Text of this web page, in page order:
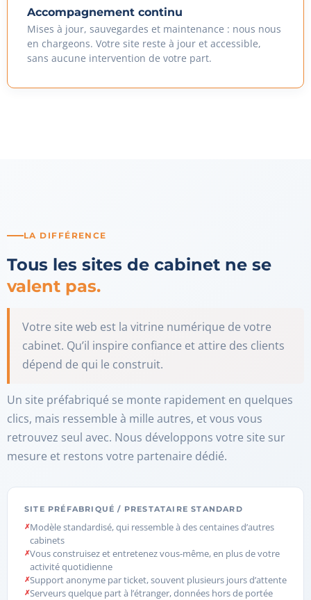
Accompagnement continu
Mises à jour, sauvegardes et maintenance : nous nous
en chargeons. Votre site reste à jour et accessible,
sans aucune intervention de votre part.
LA DIFFÉRENCE
Tous les sites de cabinet ne se
valent pas.
Votre site web est la vitrine numérique de votre
cabinet. Qu’il inspire confiance et attire des clients
dépend de qui le construit.
Un site préfabriqué se monte rapidement en quelques
clics, mais ressemble à mille autres, et vous vous
retrouvez seul avec. Nous développons votre site sur
mesure et restons votre partenaire dédié.
SITE PRÉFABRIQUÉ / PRESTATAIRE STANDARD
Modèle standardisé, qui ressemble à des centaines d’autres
cabinets
Vous construisez et entretenez vous-même, en plus de votre
activité quotidienne
Support anonyme par ticket, souvent plusieurs jours d’attente
Serveurs quelque part à l’étranger, données hors de portée